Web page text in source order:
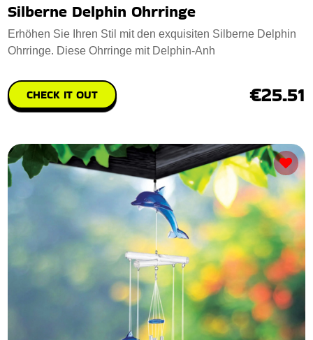
Silberne Delphin Ohrringe
Erhöhen Sie Ihren Stil mit den exquisiten Silberne Delphin
Ohrringe. Diese Ohrringe mit Delphin-Anh
CHECK IT OUT €25.51